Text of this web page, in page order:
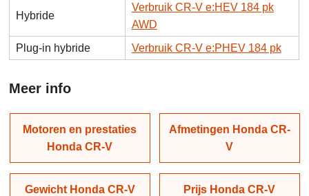
Hybride
Verbruik CR-V e:HEV 184 pk
AWD
Plug-in hybride
Verbruik CR-V e:PHEV 184 pk
Meer info
Motoren en prestaties
Honda CR-V
Afmetingen Honda CR-
V
Gewicht Honda CR-V Prijs Honda CR-V